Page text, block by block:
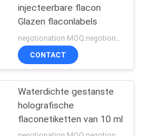
injecteerbare flacon
Glazen flaconlabels
CONTACT
Waterdichte gestanste
holografische
flaconetiketten van 10 ml